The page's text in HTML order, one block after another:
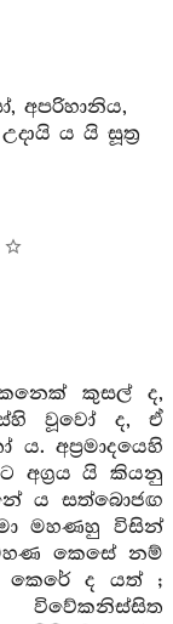
අපරිහානිය,
ය යි සූත්‍ර
කුසල් ද,
වූවෝ ද, ඒ
අප්‍රමාදයෙහි
අග්‍රය යි කියනු
ය සත්බොජඟ
මහණහු විසින්
කෙසේ නම්
කෙරේ ද යත් ;